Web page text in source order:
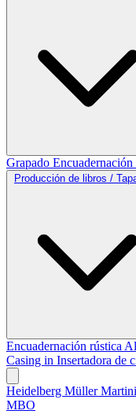
Grapado Encuadernación
Producción de libros /
Encuadernación rústica
Casing in Insertadora de
Heidelberg Müller Martini
MBO